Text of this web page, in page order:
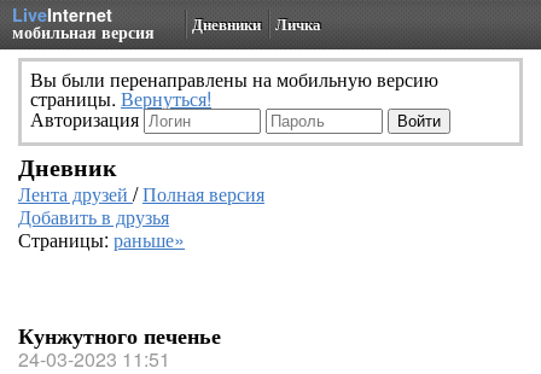
LiveInternet
мобильная версия Дневники Личка
Вы были перенаправлены на мобильную версию
страницы. Вернуться!
Авторизация
Дневник
Лента друзей /Полная версия
Добавить в друзья
Страницы: раньше»
Кунжутного печенье
24-03-2023 11:51